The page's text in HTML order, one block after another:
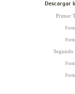
Descargar
Primer
Segundo